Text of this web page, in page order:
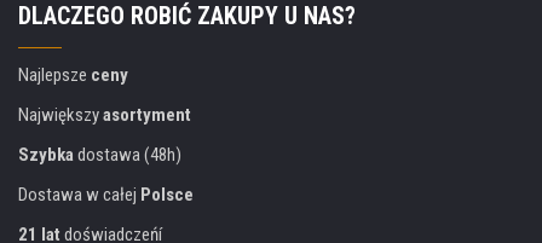
DLACZEGO ROBIĆ ZAKUPY U NAS?
Najlepsze ceny
Największyasortyment
Szybkadostawa (48h)
Dostawa w całej Polsce
21 lat doświadczeńí